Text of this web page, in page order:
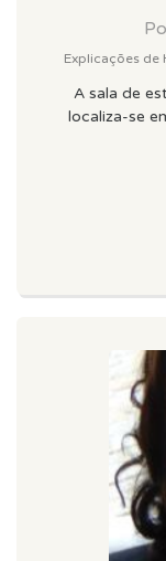
Explicações
A sala de
localiza-se